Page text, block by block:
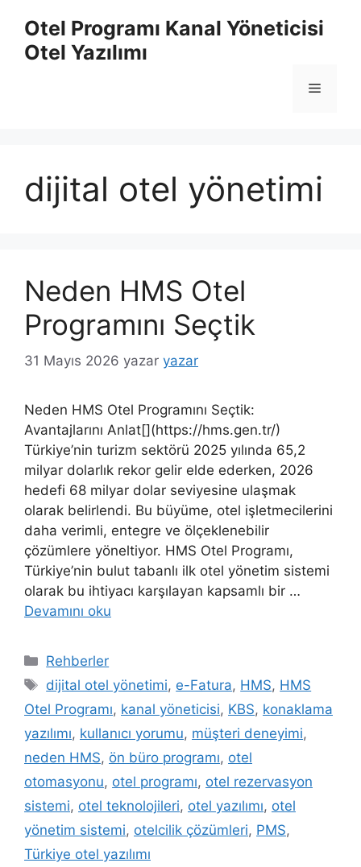
Otel Programı Kanal Yöneticisi
Otel Yazılımı
Menü
dijital otel yönetimi
Neden HMS Otel
Programını Seçtik
31 Mayıs 2026 yazar yazar
Neden HMS Otel Programını Seçtik:
Avantajlarını Anlat[](https://hms.gen.tr/)
Türkiye’nin turizm sektörü 2025 yılında 65,2
milyar dolarlık rekor gelir elde ederken, 2026
hedefi 68 milyar dolar seviyesine ulaşmak
olarak belirlendi. Bu büyüme, otel işletmecilerini
daha verimli, entegre ve ölçeklenebilir
çözümlere yöneltiyor. HMS Otel Programı,
Türkiye’nin bulut tabanlı ilk otel yönetim sistemi
olarak bu ihtiyacı karşılayan kapsamlı bir …
Devamını oku
Kategoriler
Rehberler
Etiketler
dijital otel yönetimi, e-Fatura, HMS, HMS
Otel Programı, kanal yöneticisi, KBS, konaklama
yazılımı, kullanıcı yorumu, müşteri deneyimi,
neden HMS, ön büro programı, otel
otomasyonu, otel programı, otel rezervasyon
sistemi, otel teknolojileri, otel yazılımı, otel
yönetim sistemi, otelcilik çözümleri, PMS,
Türkiye otel yazılımı